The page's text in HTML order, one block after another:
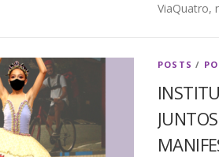
ViaQuatro,
POSTS /